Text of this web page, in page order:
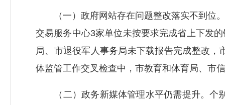
（一）政府网站存在问题整改落实不到位
交易服务中心3家单位未按要求完成省上下发
局、市退役军人事务局未下载报告完成整改
体监管工作交叉检查中，市教育和体育局、市
（二）政务新媒体管理水平仍需提升。个别